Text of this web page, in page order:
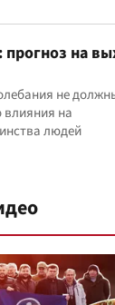
на
не
влияния на
людей